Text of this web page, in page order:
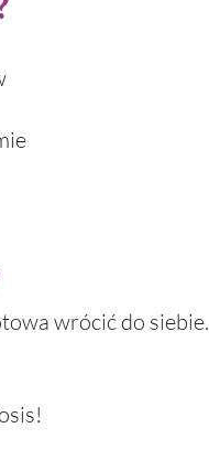
wrócić do siebie.